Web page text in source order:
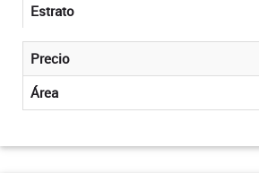
Estrato
Precio
Área